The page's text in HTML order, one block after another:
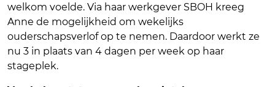
welkom voelde. Via haar werkgever SBOH kreeg
Anne de mogelijkheid om wekelijks
ouderschapsverlof op te nemen. Daardoor werkt ze
nu 3 in plaats van 4 dagen per week op haar
stageplek.